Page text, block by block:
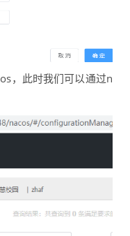
，此时我们可以通过n